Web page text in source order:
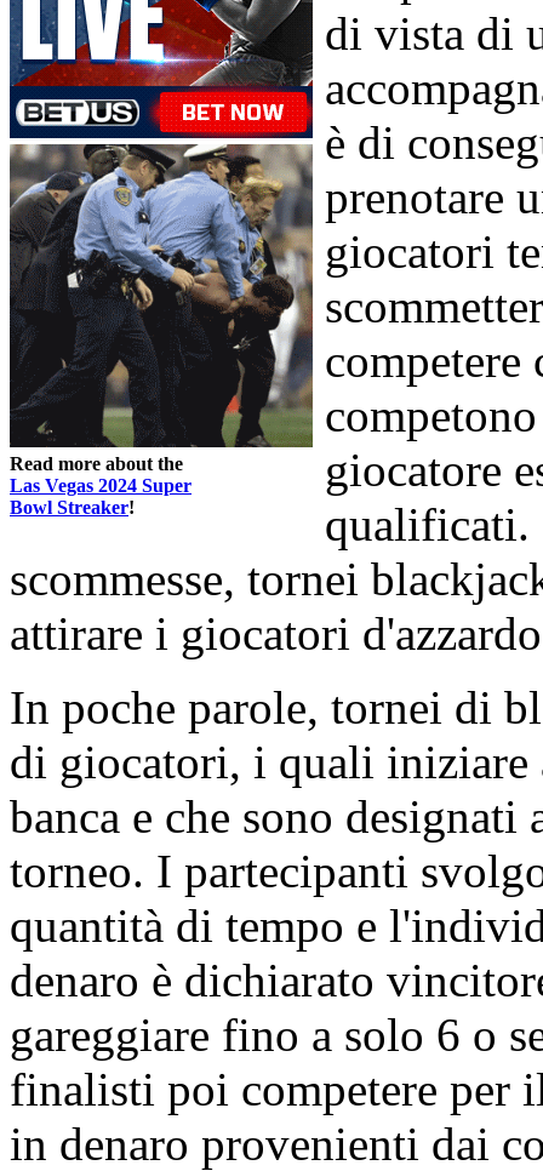
Read more about the
Las Vegas 2024 Super
Bowl Streaker!
di vista di
è di
prenotare
giocatori
competere
giocatore
qualificati.
scommesse, tornei
attirare i giocatori
In poche parole, tornei di
di giocatori, i quali iniziare
banca e che sono
torneo. I partecipanti
quantità di tempo e
denaro è dichiarato
gareggiare fino a solo 6 o
finalisti poi competere per
in denaro provenienti dai